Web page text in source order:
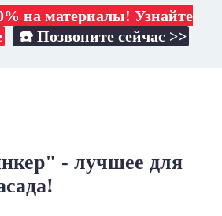
на материалы! Узнайте
☎️ Позвоните сейчас >>
- лучшее для